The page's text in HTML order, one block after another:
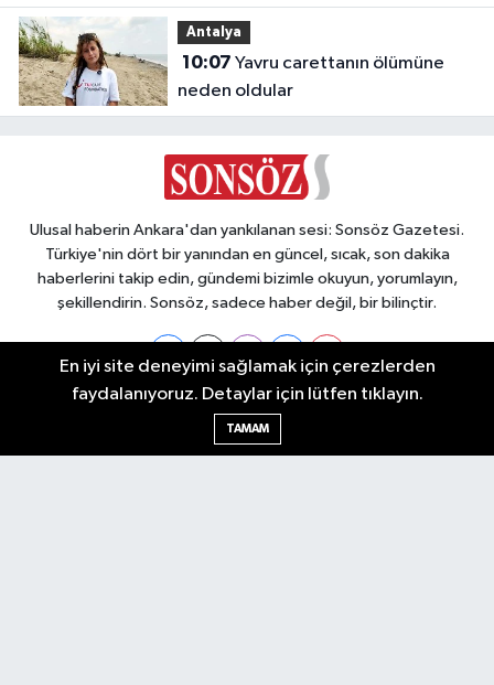
Antalya
10:07
neden oldular
Ulusal haberin Ankara'dan yankılanan sesi: Sonsöz Gazetesi.
Türkiye'nin dört bir yanından en güncel, sıcak, son dakika
haberlerini takip edin, gündemi bizimle okuyun, yorumlayın,
şekillendirin. Sonsöz, sadece haber değil, bir bilinçtir.
Ankara Nöbetçi Eczaneler
En iyi site deneyimi sağlamak için çerezlerden
faydalanıyoruz. Detaylar için lütfen tıklayın.
TAMAM